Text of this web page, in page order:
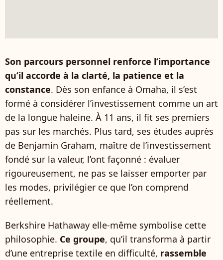
Son parcours personnel renforce l’importance
qu’il accorde à la clarté, la patience et la
constance. Dès son enfance à Omaha, il s’est
formé à considérer l’investissement comme un art
de la longue haleine. À 11 ans, il fit ses premiers
pas sur les marchés. Plus tard, ses études auprès
de Benjamin Graham, maître de l’investissement
fondé sur la valeur, l’ont façonné : évaluer
rigoureusement, ne pas se laisser emporter par
les modes, privilégier ce que l’on comprend
réellement.
Berkshire Hathaway elle-même symbolise cette
philosophie. Ce groupe, qu’il transforma à partir
d’une entreprise textile en difficulté, rassemble